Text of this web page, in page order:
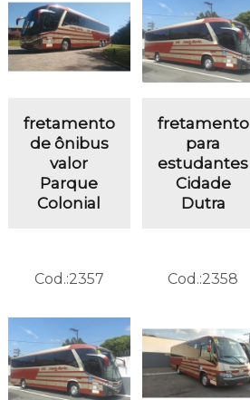
fretamento
de ônibus
valor
Parque
Colonial
fretamento
para
estudantes
Cidade
Dutra
Cod.:2357 Cod.:2358